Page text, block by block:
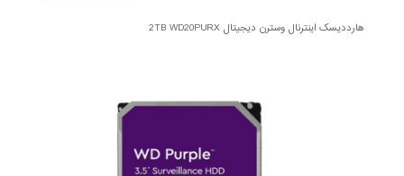
هارددیسک اینترنال وسترن دیجیتال 2TB WD20PURX